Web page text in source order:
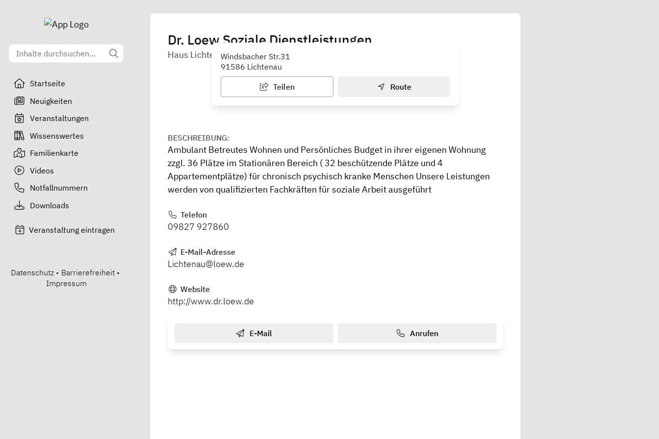
Startseite
Neuigkeiten
Veranstaltungen
Wissenswertes
Familienkarte
Videos
Notfallnummern
Downloads
Veranstaltung eintragen
Datenschutz • Barrierefreiheit •
Impressum
Dr. Loew Soziale Dienstleistungen
Haus LichtenauWindsbacher Str.31
91586 Lichtenau
Teilen Route
BESCHREIBUNG:
Ambulant Betreutes Wohnen und Persönliches Budget in ihrer eigenen Wohnung
zzgl. 36 Plätze im Stationären Bereich ( 32 beschützende Plätze und 4
Appartementplätze) für chronisch psychisch kranke Menschen Unsere Leistungen
werden von qualifizierten Fachkräften für soziale Arbeit ausgeführt
Telefon
09827 927860
E-Mail-Adresse
Lichtenau@loew.de
Website
http://www.dr.loew.de
E-Mail Anrufen